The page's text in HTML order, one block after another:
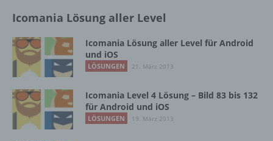
Icomania Lösung aller Level
Icomania Lösung aller Level für Android
und iOS
LÖSUNGEN 21. März 2013
Icomania Level 4 Lösung – Bild 83 bis 132
für Android und iOS
LÖSUNGEN 19. März 2013
j) Dritter
Dritter ist eine natürliche oder juristische
Person, Behörde, Einrichtung oder andere
Stelle außer der betroffenen Person, dem
Verantwortlichen, dem Auftragsverarbeiter
und den Personen, die unter der
unmittelbaren Verantwortung des